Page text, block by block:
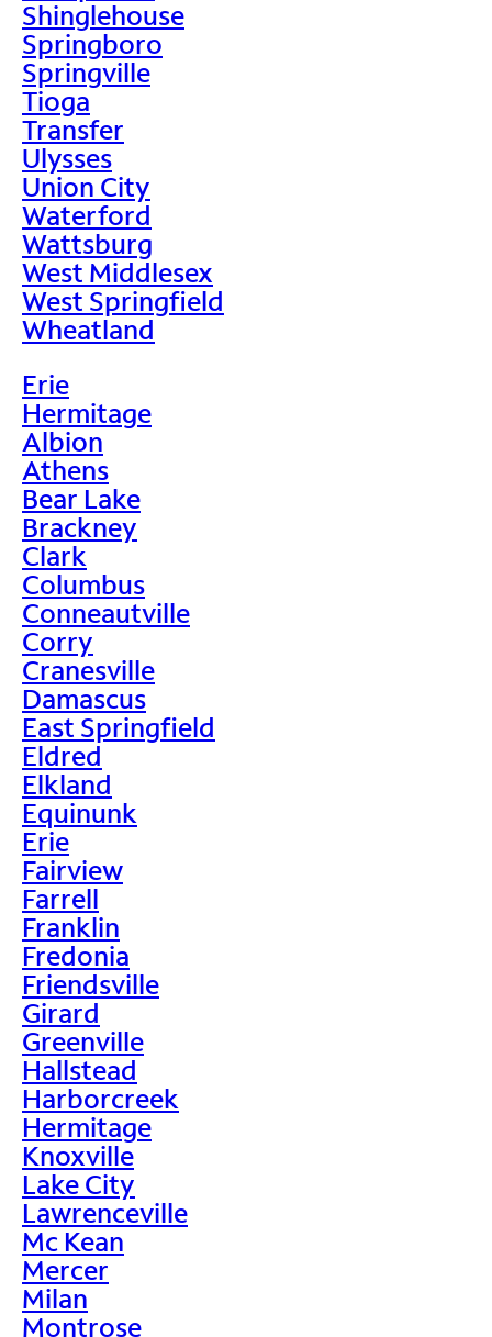
Shinglehouse
Springboro
Springville
Tioga
Transfer
Ulysses
Union City
Waterford
Wattsburg
West Middlesex
West Springfield
Wheatland
Erie
Hermitage
Albion
Athens
Bear Lake
Brackney
Clark
Columbus
Conneautville
Corry
Cranesville
Damascus
East Springfield
Eldred
Elkland
Equinunk
Erie
Fairview
Farrell
Franklin
Fredonia
Friendsville
Girard
Greenville
Hallstead
Harborcreek
Hermitage
Knoxville
Lake City
Lawrenceville
Mc Kean
Mercer
Milan
Montrose